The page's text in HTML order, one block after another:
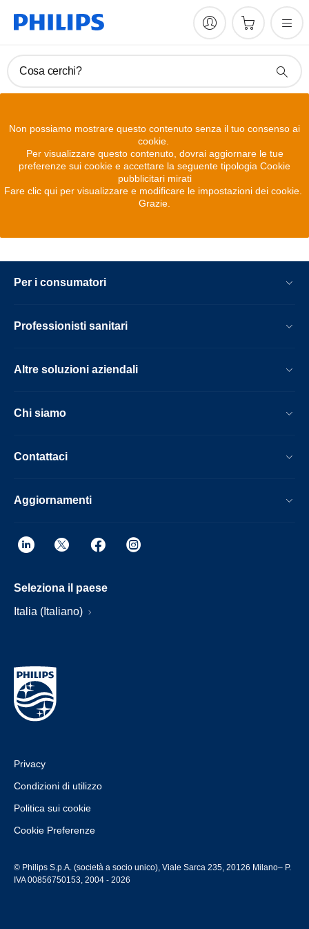
Cosa cerchi?
Non possiamo mostrare questo contenuto senza il tuo consenso ai
cookie.
Per visualizzare questo contenuto, dovrai aggiornare le tue
preferenze sui cookie e accettare la seguente tipologia Cookie
pubblicitari mirati
Fare clic qui per visualizzare e modificare le impostazioni dei cookie.
Grazie.
Per i consumatori
Professionisti sanitari
Altre soluzioni aziendali
Chi siamo
Contattaci
Aggiornamenti
Seleziona il paese
Italia (Italiano)
Privacy
Condizioni di utilizzo
Politica sui cookie
Cookie Preferenze
© Philips S.p.A. (società a socio unico), Viale Sarca 235, 20126 Milano– P.
IVA 00856750153, 2004 - 2026